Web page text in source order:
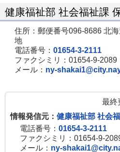
健康福祉部 社会福祉課
住所：郵便番号096-8686 北
地
電話番号： 01654-3-2111
ファクシミリ：01654-9-2089
メール： ny-
最終
情報発信元： 健康福祉部 社会
電話番号： 01654-3-2111
ファクシミリ：01654-9-
メール： ny-